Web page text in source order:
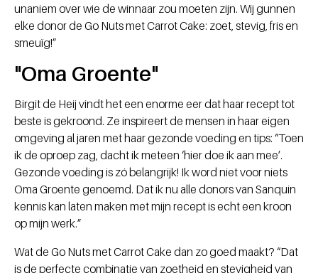
unaniem over wie de winnaar zou moeten zijn. Wij gunnen
elke donor de Go Nuts met Carrot Cake: zoet, stevig, fris en
smeuïg!”
"Oma Groente"
Birgit de Heij vindt het een enorme eer dat haar recept tot
beste is gekroond. Ze inspireert de mensen in haar eigen
omgeving al jaren met haar gezonde voeding en tips: “Toen
ik de oproep zag, dacht ik meteen ‘hier doe ik aan mee’.
Gezonde voeding is zó belangrijk! Ik word niet voor niets
Oma Groente genoemd. Dat ik nu alle donors van Sanquin
kennis kan laten maken met mijn recept is echt een kroon
op mijn werk.”
Wat de Go Nuts met Carrot Cake dan zo goed maakt? “Dat
is de perfecte combinatie van zoetheid en stevigheid van